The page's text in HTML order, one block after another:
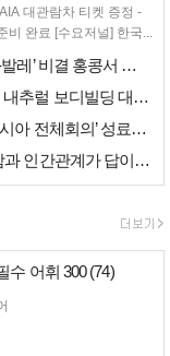
대관람차 티켓 증정 -
최대 100장 준비 완료 [수요저널] 한국...
[홍콩한인] 세계 무대 누비는 ‘K-발레’ 비결 홍콩서 연다… 정발레스튜…
[홍콩한인] 이흥수 약사, 세계적 내추럴 보디빌딩 대회 WNBF 홍콩서 …
[홍콩한인] 민주평통 ‘2026 유라시아 전체회의’ 성료… 이재명 대통령…
[인터뷰] "불확실한 미래, 성실함과 인간관계가 답이다"… 최강욱 한은 …
수 어휘 300 (74)